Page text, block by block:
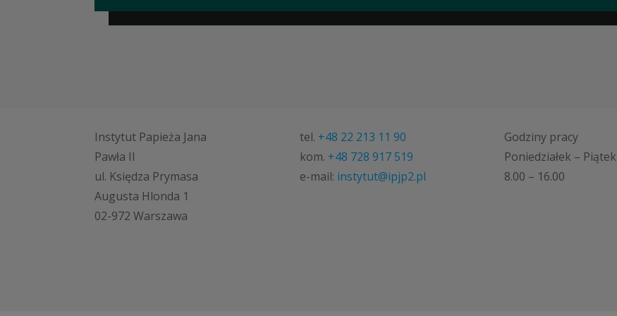
Instytut Papieża Jana
Pawła II
ul. Księdza Prymasa
Augusta Hlonda 1
02-972 Warszawa
tel. +48 22 213 11 90
kom. +48 728 917 519
e-mail: instytut@ipjp2.pl
Godziny pracy
Poniedziałek – Piątek
8.00 – 16.00